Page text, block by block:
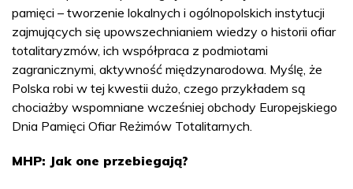
pamięci – tworzenie lokalnych i ogólnopolskich instytucji
zajmujących się upowszechnianiem wiedzy o historii ofiar
totalitaryzmów, ich współpraca z podmiotami
zagranicznymi, aktywność międzynarodowa. Myślę, że
Polska robi w tej kwestii dużo, czego przykładem są
chociażby wspomniane wcześniej obchody Europejskiego
Dnia Pamięci Ofiar Reżimów Totalitarnych.
MHP: Jak one przebiegają?